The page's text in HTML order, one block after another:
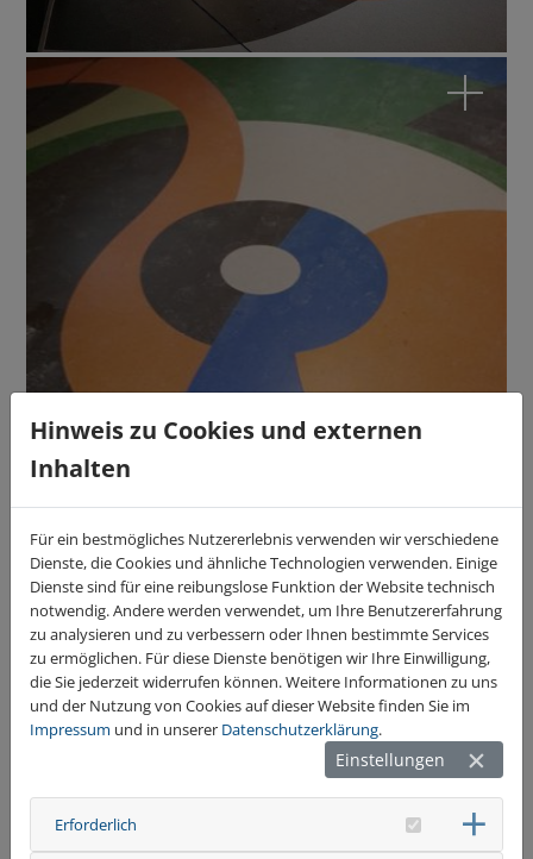
Hinweis zu Cookies und externen
Inhalten
Für ein bestmögliches Nutzererlebnis verwenden wir verschiedene
Dienste, die Cookies und ähnliche Technologien verwenden. Einige
Dienste sind für eine reibungslose Funktion der Website technisch
notwendig. Andere werden verwendet, um Ihre Benutzererfahrung
zu analysieren und zu verbessern oder Ihnen bestimmte Services
zu ermöglichen. Für diese Dienste benötigen wir Ihre Einwilligung,
die Sie jederzeit widerrufen können. Weitere Informationen zu uns
und der Nutzung von Cookies auf dieser Website finden Sie im
Impressum und in unserer Datenschutzerklärung.
Einstellungen
Erforderlich